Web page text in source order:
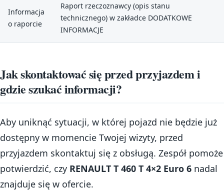
Informacja
o raporcie
Raport rzeczoznawcy (opis stanu
technicznego) w zakładce DODATKOWE
INFORMACJE
Jak skontaktować się przed przyjazdem i
gdzie szukać informacji?
Aby uniknąć sytuacji, w której pojazd nie będzie już
dostępny w momencie Twojej wizyty, przed
przyjazdem skontaktuj się z obsługą. Zespół pomoże
potwierdzić, czy RENAULT T 460 T 4×2 Euro 6 nadal
znajduje się w ofercie.